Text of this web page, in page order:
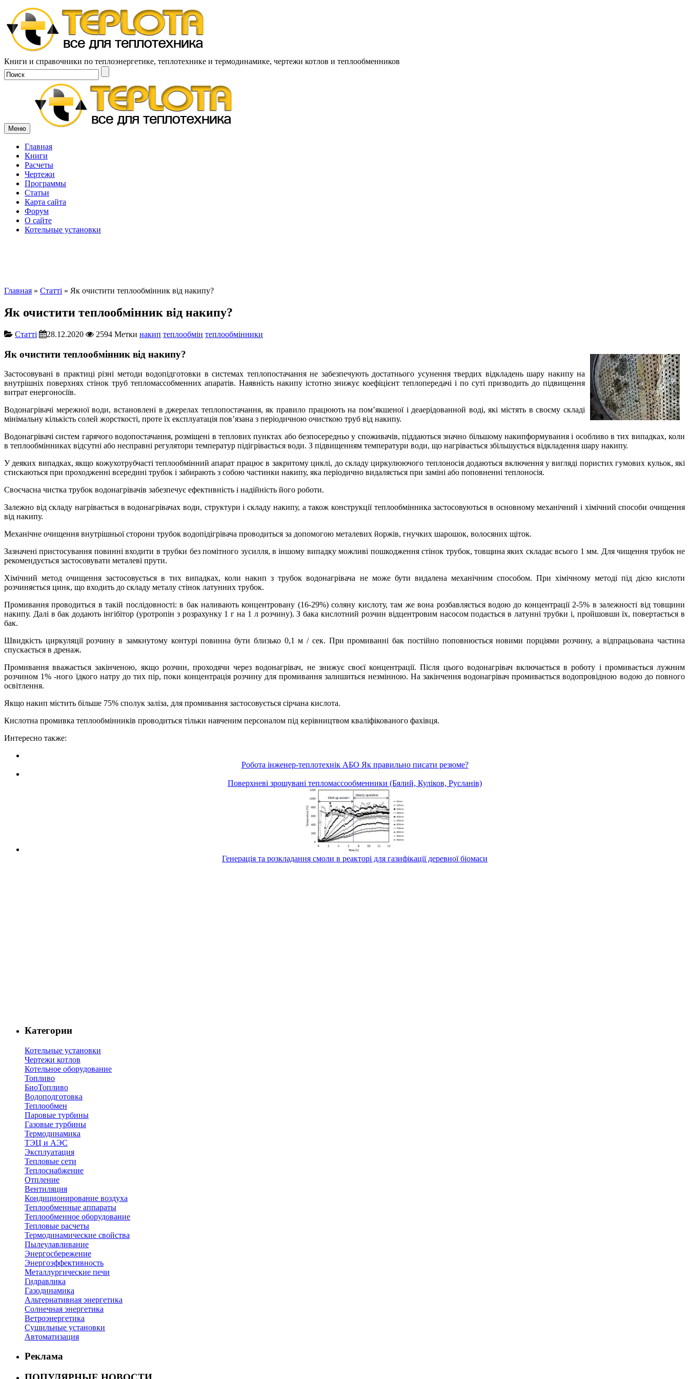
Книги и справочники по теплоэнергетике, теплотехнике и термодинамике, чертежи котлов и теплообменников
Меню
Главная
Книги
Расчеты
Чертежи
Программы
Статьи
Карта сайта
Форум
О сайте
Котельные установки
Главная » Cтатті » Як очистити теплообмінник від накипу?
Як очистити теплообмінник від накипу?
Cтатті 28.12.2020 2594 Метки накип теплообмін теплообмінники
Як очистити теплообмінник від накипу?
Застосовувані в практиці різні методи водопідготовки в системах теплопостачання не забезпечують достатнього усунення твердих відкладень шару накипу на
внутрішніх поверхнях стінок труб тепломассобменних апаратів. Наявність накипу істотно знижує коефіцієнт теплопередачі і по суті призводить до підвищення
витрат енергоносіїв.
Водонагрівачі мережної води, встановлені в джерелах теплопостачання, як правило працюють на пом’якшеної і деаерідованной воді, які містять в своєму складі
мінімальну кількість солей жорсткості, проте їх експлуатація пов’язана з періодичною очисткою труб від накипу.
Водонагрівачі систем гарячого водопостачання, розміщені в теплових пунктах або безпосередньо у споживачів, піддаються значно більшому накипформування і особливо в тих випадках, коли
в теплообмінниках відсутні або несправні регулятори температур підігрівається води. З підвищенням температури води, що нагрівається збільшується відкладення шару накипу.
У деяких випадках, якщо кожухотрубчасті теплообмінний апарат працює в закритому циклі, до складу циркулюючого теплоносія додаються включення у вигляді пористих гумових кульок, які
стискаються при проходженні всередині трубок і забирають з собою частинки накипу, яка періодично видаляється при заміні або поповненні теплоносія.
Своєчасна чистка трубок водонагрівачів забезпечує ефективність і надійність його роботи.
Залежно від складу нагрівається в водонагрівачах води, структури і складу накипу, а також конструкції теплообмінника застосовуються в основному механічний і хімічний способи очищення
від накипу.
Механічне очищення внутрішньої сторони трубок водопідігрівача проводиться за допомогою металевих йоржів, гнучких шарошок, волосяних щіток.
Зазначені пристосування повинні входити в трубки без помітного зусилля, в іншому випадку можливі пошкодження стінок трубок, товщина яких складає всього 1 мм. Для чищення трубок не
рекомендується застосовувати металеві прути.
Хімічний метод очищення застосовується в тих випадках, коли накип з трубок водонагрівача не може бути видалена механічним способом. При хімічному методі під дією кислоти
розчиняється цинк, що входить до складу металу стінок латунних трубок.
Промивання проводиться в такій послідовності: в бак наливають концентровану (16-29%) соляну кислоту, там же вона розбавляється водою до концентрації 2-5% в залежності від товщини
накипу. Далі в бак додають інгібітор (уротропін з розрахунку 1 г на 1 л розчину). З бака кислотний розчин відцентровим насосом подається в латунні трубки і, пройшовши їх, повертається в
бак.
Швидкість циркуляції розчину в замкнутому контурі повинна бути близько 0,1 м / сек. При промиванні бак постійно поповнюється новими порціями розчину, а відпрацьована частина
спускається в дренаж.
Промивання вважається закінченою, якщо розчин, проходячи через водонагрівач, не знижує своєї концентрації. Після цього водонагрівач включається в роботу і промивається лужним
розчином 1% -ного їдкого натру до тих пір, поки концентрація розчину для промивання залишиться незмінною. На закінчення водонагрівач промивається водопровідною водою до повного
освітлення.
Якщо накип містить більше 75% сполук заліза, для промивання застосовується сірчана кислота.
Кислотна промивка теплообмінників проводиться тільки навченим персоналом під керівництвом кваліфікованого фахівця.
Интересно также:
Робота інженер-теплотехнік АБО Як правильно писати резюме?
Поверхневі зрошувані тепломассообменники (Бялий, Куліков, Русланів)
Генерація та розкладання смоли в реакторі для газифікації деревної біомаси
Категории
Котельные установки
Чертежи котлов
Котельное оборудование
Топливо
БиоТопливо
Водоподготовка
Теплообмен
Паровые турбины
Газовые турбины
Термодинамика
ТЭЦ и АЭС
Эксплуатация
Тепловые сети
Теплоснабжение
Отпление
Вентиляция
Кондиционирование воздуха
Теплообменные аппараты
Теплообменное оборудование
Тепловые расчеты
Термодинамические свойства
Пылеулавливание
Энергосбережение
Энергоэффективность
Металлургические печи
Гидравлика
Газодинамика
Альтернативная энергетика
Солнечная энергетика
Ветроэнергетика
Сушильные установки
Автоматизация
Реклама